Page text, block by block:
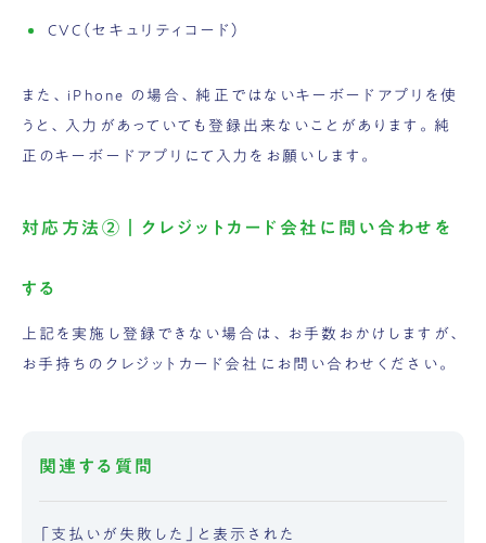
CVC（セキュリティコード）
また、iPhone の場合、純正ではないキーボードアプリを使
うと、入力があっていても登録出来ないことがあります。純
正のキーボードアプリにて入力をお願いします。
対応方法②｜クレジットカード会社に問い合わせを
する
上記を実施し登録できない場合は、お手数おかけしますが、
お手持ちの クレジットカード会社にお問い合わせください。
関連する質問
「支払いが失敗した」と表示された